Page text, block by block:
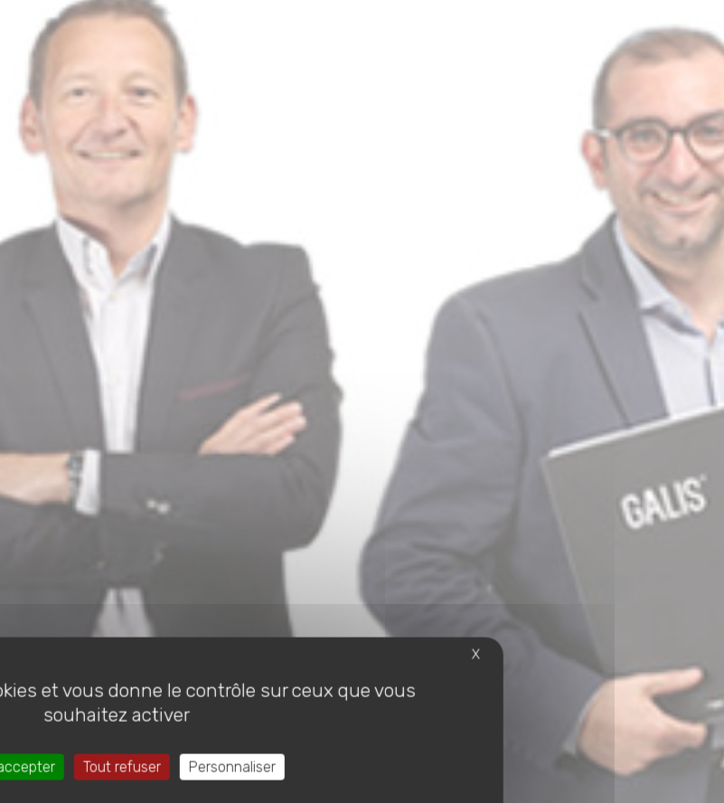
X
et vous donne le contrôle sur ceux que vous
souhaitez activer
Tout refuser Personnaliser